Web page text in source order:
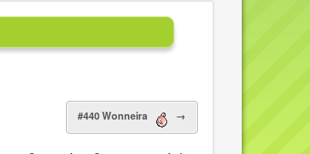
#440 Wonneira →